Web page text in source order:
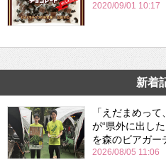
2020/09/01 10:17
新着
「えだまめっ
が“県外に出し
を森のビアガー
2026/08/05 11:06